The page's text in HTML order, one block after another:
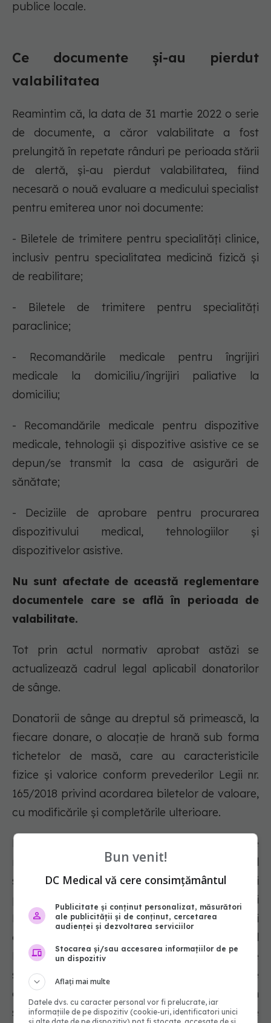
publice locale.
Ce documente și-au pierdut
valabilitatea
Reamintim că, la data de 31 martie 2022 o serie
de documente, a căror valabilitate a fost
prelungită în repetate rânduri pe perioada stării
de alertă, și-au pierdut valabilitatea, fiind
necesară o nouă evaluare a medicului specialist
pentru emiterea unor noi documente:
- Biletele de trimitere pentru specialități clinice,
inclusiv pentru specialitatea medicină fizică și
de reabilitare;
- Biletele de trimitere pentru specialități
paraclinice;
- Recomandările medicale pentru îngrijiri
medicale la domiciliu/îngrijiri paliative la
domiciliu;
- Recomandările medicale pentru dispozitive
medicale, tehnologii și dispozitive asistive ce se
depun/se transmit la casa de asigurări de
sănătate;
- Deciziile de aprobare pentru procurarea
dispozitivului medical, tehnologiilor și
dispozitivelor asistive.
Nu sunt afectate de această reglementare
documentele care se află în perioada de
valabilitate.
Tot prin actul normativ aprobat astăzi se
actualizează cadrul legal aplicabil donatorilor
de sânge.
Donatorii de sânge au dreptul să primească, la
fiecare donare, o alocaţie de hrană sub forma
tichetelor de masă, care au caracteristicile
fizice şi valorice conform prevederilor Legii nr.
165/2018 privind acordarea biletelor de valoare,
cu modificările şi completările ulterioare.
Prin această OUG se reglementează o serie de
măsuri privind drepturile salariale din domeniul
sanitar în cazul persoanelor detașate, dar și
pentru personalul din cadrul Institutului
Național de Sănătate Publică, Centrului
operativ pentru situații de urgență din cadrul
Ministerului Sănătății, conducerea direcțiilor de
sănătate publică și a personalului care
gestionează focare COVID-19, personalului din
structurile de control ale direcțiilor de sănătate
Bun venit!
DC Medical vă cere consimțământul
Publicitate și conținut personalizat, măsurători
ale publicității și de conținut, cercetarea
audienței și dezvoltarea serviciilor
Stocarea și/sau accesarea informațiilor de pe
un dispozitiv
Aflați mai multe
Datele dvs. cu caracter personal vor fi prelucrate, iar
informațiile de pe dispozitiv (cookie-uri, identificatori unici